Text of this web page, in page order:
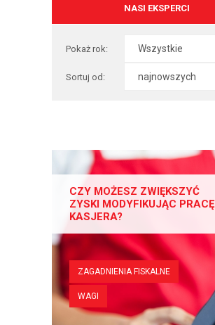
NASI EKSPERCI
Pokaż rok:
Sortuj od:
CZY MOŻESZ ZWIĘKSZYĆ
ZYSKI MODYFIKUJĄC PRACĘ
KASJERA?
ZAGADNIENIA FISKALNE
WAGI